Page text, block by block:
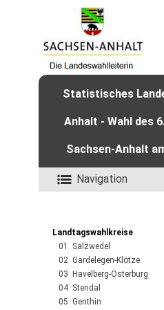
Statistisches
Anhalt - Wahl des
Sachsen-Anhalt
Navigation
Landtagswahlkreise
01 Salzwedel
02 Gardelegen-Klötze
03 Havelberg-Osterburg
04 Stendal
05 Genthin